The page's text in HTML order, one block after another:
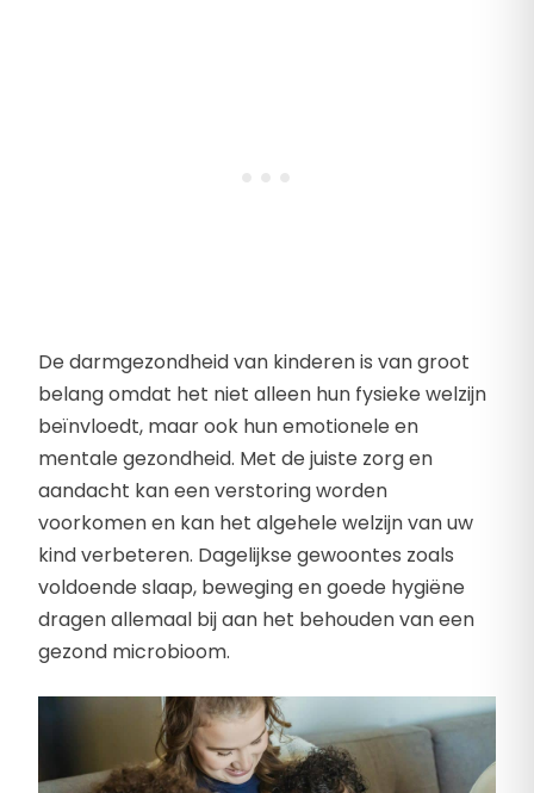
De darmgezondheid van kinderen is van groot
belang omdat het niet alleen hun fysieke welzijn
beïnvloedt, maar ook hun emotionele en
mentale gezondheid. Met de juiste zorg en
aandacht kan een verstoring worden
voorkomen en kan het algehele welzijn van uw
kind verbeteren. Dagelijkse gewoontes zoals
voldoende slaap, beweging en goede hygiëne
dragen allemaal bij aan het behouden van een
gezond microbioom.